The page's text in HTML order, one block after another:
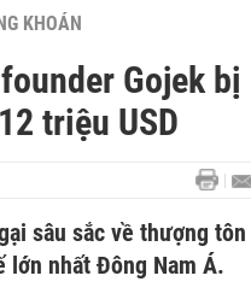
KHOÁN
Gojek bị
triệu USD
sâu sắc về thượng tôn
lớn nhất Đông Nam Á.